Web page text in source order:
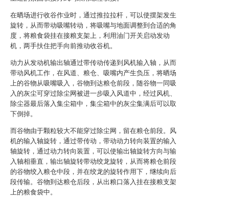
在晒场进行收谷作业时，通过推拉拉杆，可以使摆架发生
旋转，从而带动吸嘴转动，将吸嘴与地面调整到合适的角
度，将粮食袋挂在接粮支架上，利用油门开关启动发动
机，两手扶住把手向前推动收谷机。
动力从发动机输出轴通过带传动传递到风机输入轴，从而
带动风机工作，在风道、粮仓、吸嘴内产生负压，将晒场
上的谷物从吸嘴吸入，谷物到达粮仓前段，随谷物一同吸
入的灰尘可穿过除尘网被进一步吸入风道中，经过风机、
除尘器最后落入集尘箱中，集尘箱中的灰尘集满后可以取
下倒掉。
而谷物由于颗粒较大不能穿过除尘网，留在粮仓前段。风
机的输入轴旋转，通过带传动，带动动力转向装置的输入
轴旋转，通过动力转向装置，可以使输出轴旋转方向与输
入轴相垂直，输出轴旋转带动绞龙旋转，从而将粮仓前段
的谷物绞入粮仓中段，并在绞龙的旋转作用下，继续向后
段传输。谷物到达粮仓后段，从出粮口落入挂在接粮支架
上的粮食袋中。